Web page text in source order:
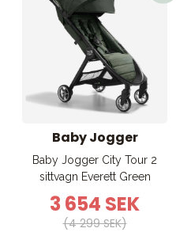
Baby Jogger
Baby Jogger City Tour 2
sittvagn Everett Green
3 654 SEK
(4 299 SEK)